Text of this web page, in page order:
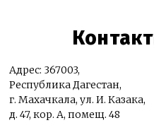
Адрес: 367003,
Республика Дагестан,
г. Махачкала, ул. И. Казака,
д. 47, кор. А, помещ. 48